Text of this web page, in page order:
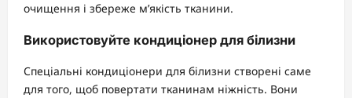
очищення і збереже м’якість тканини.
Використовуйте кондиціонер для білизни
Спеціальні кондиціонери для білизни створені саме
для того, щоб повертати тканинам ніжність. Вони